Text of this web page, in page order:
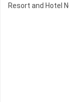
Resort and Hotel